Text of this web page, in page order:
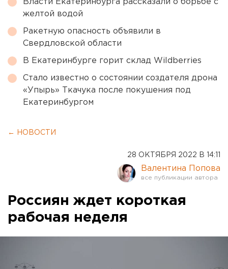
Власти Екатеринбурга рассказали о борьбе с
желтой водой
Ракетную опасность объявили в
Свердловской области
В Екатеринбурге горит склад Wildberries
Стало известно о состоянии создателя дрона
«Упырь» Ткачука после покушения под
Екатеринбургом
← НОВОСТИ
28 ОКТЯБРЯ 2022 В 14:11
Валентина Попова
Россиян ждет короткая
рабочая неделя